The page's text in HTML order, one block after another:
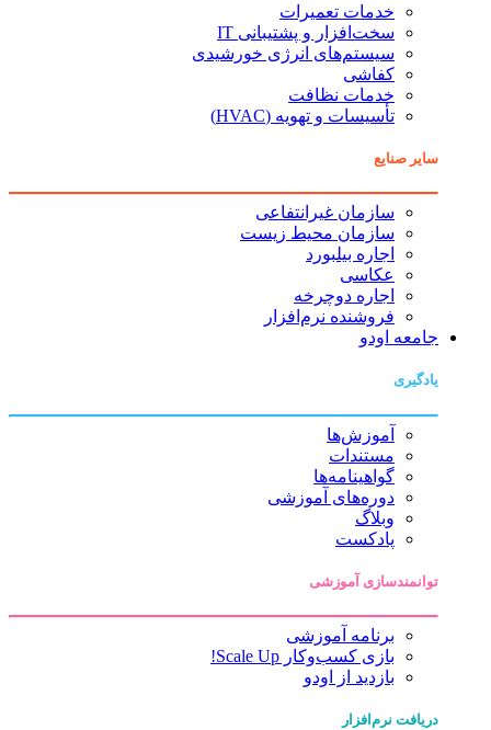
خدمات تعمیرات
سخت‌افزار و پشتیبانی IT
سیستم‌های انرژی خورشیدی
کفاشی
خدمات نظافت
تأسیسات و تهویه (HVAC)
سایر صنایع
سازمان غیرانتفاعی
سازمان محیط زیست
اجاره بیلبورد
عکاسی
اجاره دوچرخه
فروشنده نرم‌افزار
جامعه اودو
یادگیری
آموزش‌ها
مستندات
گواهینامه‌ها
دوره‌های آموزشی
وبلاگ
پادکست
توانمندسازی آموزشی
برنامه آموزشی
بازی کسب‌وکار Scale Up!
بازدید از اودو
دریافت نرم‌افزار